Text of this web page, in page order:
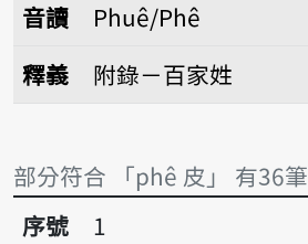
音讀
Phuê/Phê
釋義
附錄－百家姓
部分符合 「phê 皮」 有36筆
序號1肉皮
序號
1